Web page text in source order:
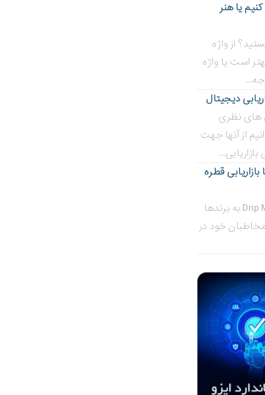
کنیم یا هنر
از واژه
است یا واژه
های نظری
از آنها جهت
قطره
بازاریابی قطره ای Drip Marketing به برندها
خود در